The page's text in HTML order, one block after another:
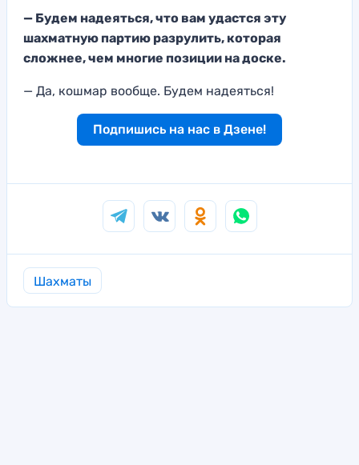
— Будем надеяться, что вам удастся эту
шахматную партию разрулить, которая
сложнее, чем многие позиции на доске.
— Да, кошмар вообще. Будем надеяться!
Подпишись на нас в Дзене!
Шахматы